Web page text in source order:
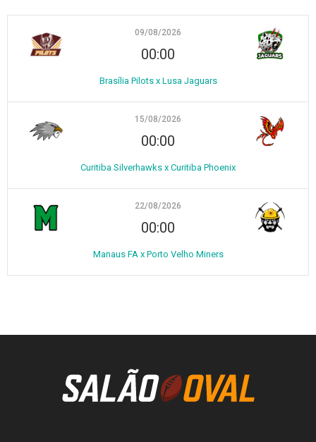
09/08/2026
00:00
Brasília Pilots x Lusa Jaguars
15/08/2026
00:00
Curitiba Silverhawks x Curitiba Phoenix
22/08/2026
00:00
Manaus FA x Porto Velho Miners